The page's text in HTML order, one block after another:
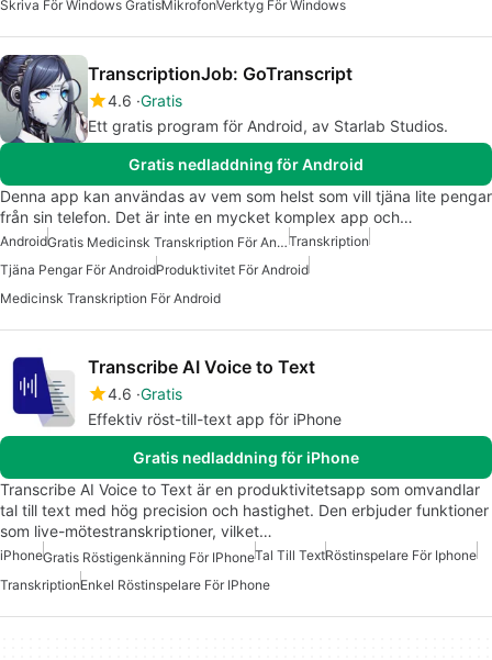
Skriva För Windows GratisMikrofonVerktyg För Windows
TranscriptionJob: GoTranscript
4.6 Gratis
Ett gratis program för Android, av Starlab Studios.
Gratis nedladdning för Android
Denna app kan användas av vem som helst som vill tjäna lite pengar
från sin telefon. Det är inte en mycket komplex app och…
Android Gratis Medicinsk Transkription För AndroidTranskription
Tjäna Pengar För AndroidProduktivitet För Android
Medicinsk Transkription För Android
Transcribe AI Voice to Text
4.6 Gratis
Effektiv röst-till-text app för iPhone
Gratis nedladdning för iPhone
Transcribe AI Voice to Text är en produktivitetsapp som omvandlar
tal till text med hög precision och hastighet. Den erbjuder funktioner
som live-mötestranskriptioner, vilket…
iPhoneGratis Röstigenkänning För IPhoneTal Till TextRöstinspelare För Iphone
TranskriptionEnkel Röstinspelare För IPhone